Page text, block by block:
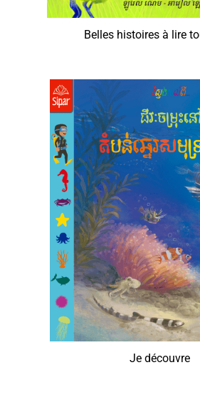
Belles histoires à lire
Je découvre